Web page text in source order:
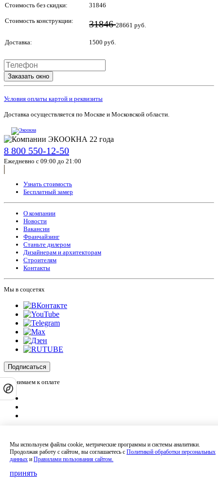
Стоимость без скидки: 31846
Стоимость конструкции: 3184628661 руб.
Доставка: 1500 руб.
Заказать окно
Условия оплаты картой и реквизиты
Доставка осуществляется по Москве и Московской области.
8 800 550-12-50
Ежедневно с 09:00 до 21:00
Узнать стоимость
Бесплатный замер
О компании
Новости
Вакансии
Франчайзинг
Станьте дилером
Дизайнерам и архитекторам
Строителям
Контакты
Мы в соцсетях
Подписаться
Принимаем к оплате
своих персональных данных в соответствии сполитикой
конфиденциальности .
Сайт не является публичной офертой и носит информационный характер.
Политика обработки персональных данных
персональных данных
Мы используем файлы cookie, метрические программы и системы аналитики.
Продолжая работу с сайтом, вы соглашаетесь с Политикой обработки персональных
данных и Правилами пользования сайтом.
принять